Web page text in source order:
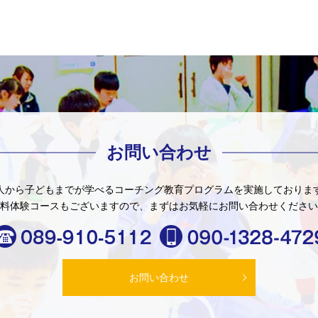
お問い合わせ
から子どもまでが学べるコーチング教育プログラムを実施しておりま
体験コースもございますので、
まずはお気軽にお問い合わせくださ
お問い合わせ